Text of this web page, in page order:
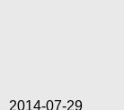
2014-07-29